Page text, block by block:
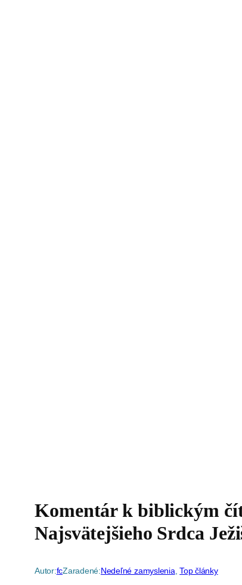
Komentár k biblickým
Najsvätejšieho Srdca
Autor:fcZaradené:Nedeľné zamyslenia, Top články